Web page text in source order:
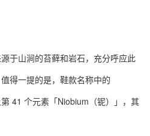
于山涧的苔藓和岩石，充分呼应此
得一提的是，鞋款名称中的
41 个元素「Niobium（铌）」，其